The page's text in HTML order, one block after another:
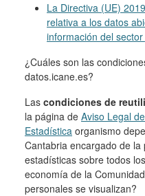
La Directiva (UE)
relativa a los datos
información del
¿Cuáles son las
datos.icane.es?
Las condiciones de
la página de Aviso Legal
Estadística organismo
Cantabria encargado de
estadísticas sobre todos
economía de la
personales se visualizan?